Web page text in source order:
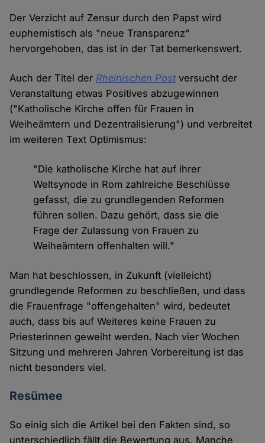
Der Verzicht auf Zensur durch den Papst wird
euphemistisch als "neue Transparenz"
hervorgehoben, das ist in der Tat bemerkenswert.
Auch der Titel der Rheinischen Postversucht der
Veranstaltung etwas Positives abzugewinnen
("Katholische Kirche offen für Frauen in
Weiheämtern und Dezentralisierung") und verbreitet
im weiteren Text Optimismus:
"Die katholische Kirche hat auf ihrer
Weltsynode in Rom zahlreiche Beschlüsse
gefasst, die zu grundlegenden Reformen
führen sollen. Dazu gehört, dass sie die
Frage der Zulassung von Frauen zu
Weiheämtern offenhalten will."
Man hat beschlossen, in Zukunft (vielleicht)
grundlegende Reformen zu beschließen, und dass
die Frauenfrage "offengehalten" wird, bedeutet
auch, dass bis auf Weiteres keine Frauen zu
Priesterinnen geweiht werden. Nach vier Wochen
Sitzung und mehreren Jahren Vorbereitung ist das
nicht besonders viel.
Resümee
So einig sich die Artikel bei den Fakten sind, so
unterschiedlich fällt die Bewertung aus. Manche